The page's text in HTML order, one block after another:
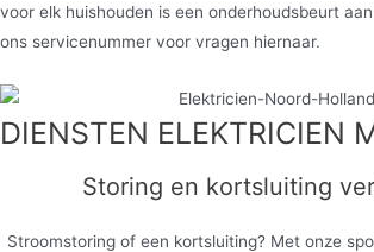
voor elk huishouden is een onderhoudsbeurt
ons servicenummer voor vragen hiernaar.
DIENSTEN ELEKTRICIEN
Storing en kortsluiting
Stroomstoring of een kortsluiting? Met onze